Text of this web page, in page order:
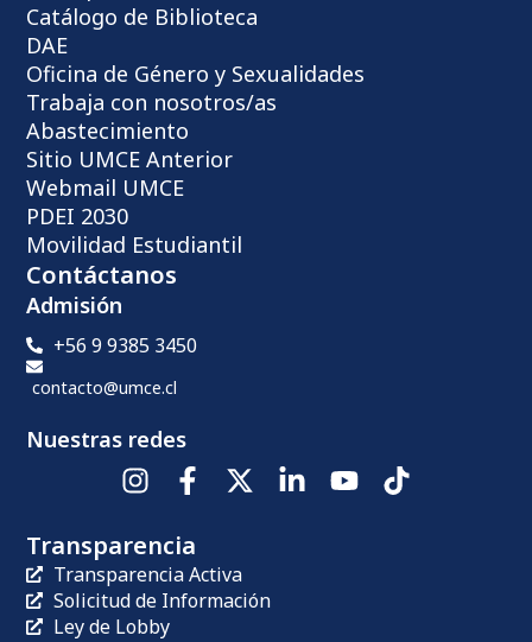
Catálogo de Biblioteca
DAE
Oficina de Género y Sexualidades
Trabaja con nosotros/as
Abastecimiento
Sitio UMCE Anterior
Webmail UMCE
PDEI 2030
Movilidad Estudiantil
Contáctanos
Admisión
+56 9 9385 3450
contacto@umce.cl
Nuestras redes
Transparencia
Transparencia Activa
Solicitud de Información
Ley de Lobby